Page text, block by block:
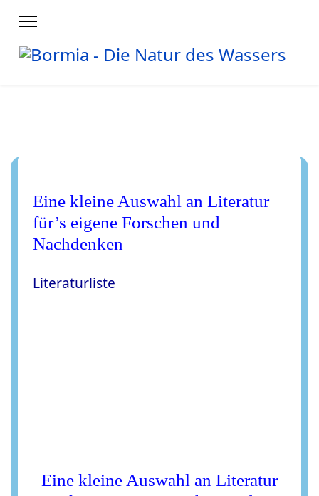
Eine kleine Auswahl an Literatur
für’s eigene Forschen und
Nachdenken
Literaturliste
Eine kleine Auswahl an Literatur